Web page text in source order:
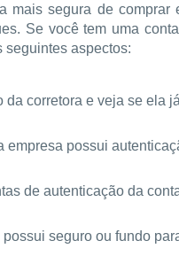
mais segura de comprar
Se você tem uma
seguintes aspectos:
da corretora e veja se ela
empresa possui
de autenticação da
seguro ou fundo